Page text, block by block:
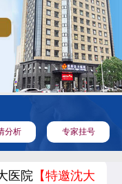
分析 专家挂号
医院 【特邀沈大